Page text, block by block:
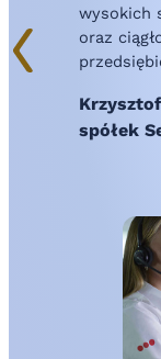
wysokich
oraz
spółek